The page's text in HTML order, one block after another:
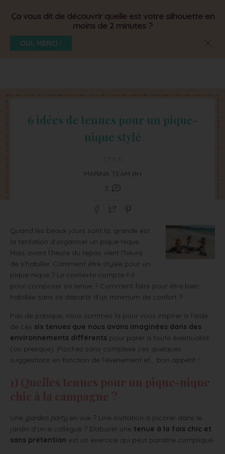
Ça vous dit de découvrir quelle est votre silhouette en
moins de 2 minutes ?
OUI, MERCI !
6 idées de tenues pour un pique-
nique stylé
MARINA TEAM BH
3
Quand les beaux jours sont là, grande est
la tentation d’organiser un pique-nique.
Mais avant l’heure du repas vient l’heure
de s’habiller. Comment être stylée pour un
pique-nique ? Le contexte compte-t-il
pour composer sa tenue ? Comment faire pour être bien
habillée sans se départir d’un minimum de confort ?
Pas de panique, nous sommes là pour vous inspirer à l’aide
de ces six tenues que nous avons imaginées dans des
environnements différents pour parer à toute éventualité
(ou presque). Piochez sans complexe ces quelques
suggestions en fonction de l’événement et… bon appétit !
Une garden party en vue ? Une invitation à picorer dans le
jardin d’un-e collègue ? Elaborer une tenue à la fois chic et
sans prétention est un exercice qui peut paraître compliqué.